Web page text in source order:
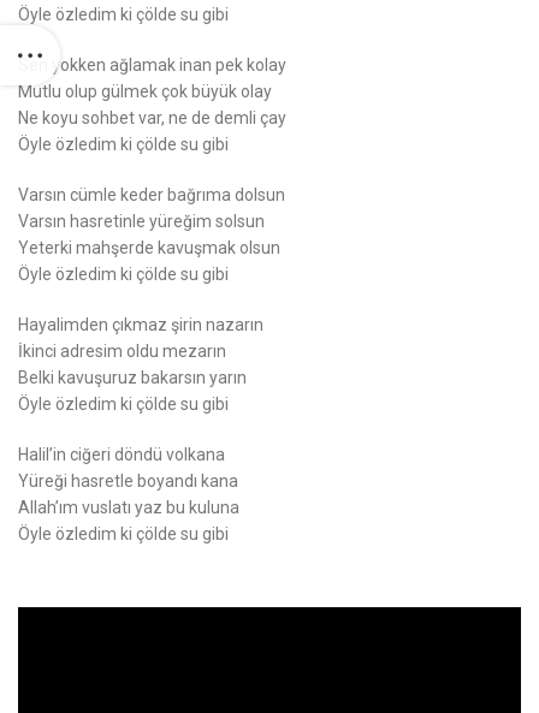
Öyle özledim ki çölde su gibi
Sen yokken ağlamak inan pek kolay
Mutlu olup gülmek çok büyük olay
Ne koyu sohbet var, ne de demli çay
Öyle özledim ki çölde su gibi
Varsın cümle keder bağrıma dolsun
Varsın hasretinle yüreğim solsun
Yeterki mahşerde kavuşmak olsun
Öyle özledim ki çölde su gibi
Hayalimden çıkmaz şirin nazarın
İkinci adresim oldu mezarın
Belki kavuşuruz bakarsın yarın
Öyle özledim ki çölde su gibi
Halil’in ciğeri döndü volkana
Yüreği hasretle boyandı kana
Allah’ım vuslatı yaz bu kuluna
Öyle özledim ki çölde su gibi